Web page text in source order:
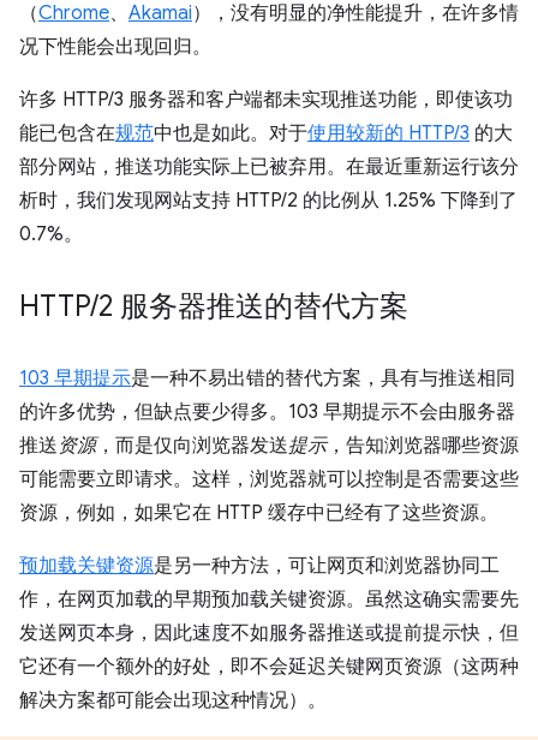
（Chrome、 Akamai），没有明显的净性能提升，在许多情
况下性能会出现回归。
许多 HTTP/3 服务器和客户端都未实现推送功能，即使该功
能已包含在规范中也是如此。对于使用较新的 HTTP/3 的大
部分网站，推送功能实际上已被弃用。在最近重新运行该分
析时，我们发现网站支持 HTTP/2 的比例从 1.25% 下降到了
0.7%。
HTTP/2 服务器推送的替代方案
103 早期提示是一种不易出错的替代方案，具有与推送相同
的许多优势，但缺点要少得多。103 早期提示不会由服务器
推送资源，而是仅向浏览器发送提示，告知浏览器哪些资源
可能需要立即请求。这样，浏览器就可以控制是否需要这些
资源，例如，如果它在 HTTP 缓存中已经有了这些资源。
预加载关键资源是另一种方法，可让网页和浏览器协同工
作，在网页加载的早期预加载关键资源。虽然这确实需要先
发送网页本身，因此速度不如服务器推送或提前提示快，但
它还有一个额外的好处，即不会延迟关键网页资源（这两种
解决方案都可能会出现这种情况）。